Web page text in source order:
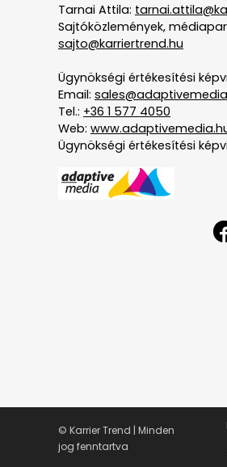
Tarnai Attila:
Sajtóközlemények,
sajto@karriertrend.hu
Ügynökségi értékesítési
Email:
Tel.: +36 1 577 4050
Web:
Ügynökségi értékesítési
© Karrier Trend | Minden
jog fenntartva